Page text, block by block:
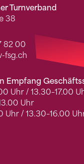
Turnverband
38
82 00
fsg.ch
Empfang
Uhr / 13.30–17.00
Uhr
Uhr / 13.30–16.00